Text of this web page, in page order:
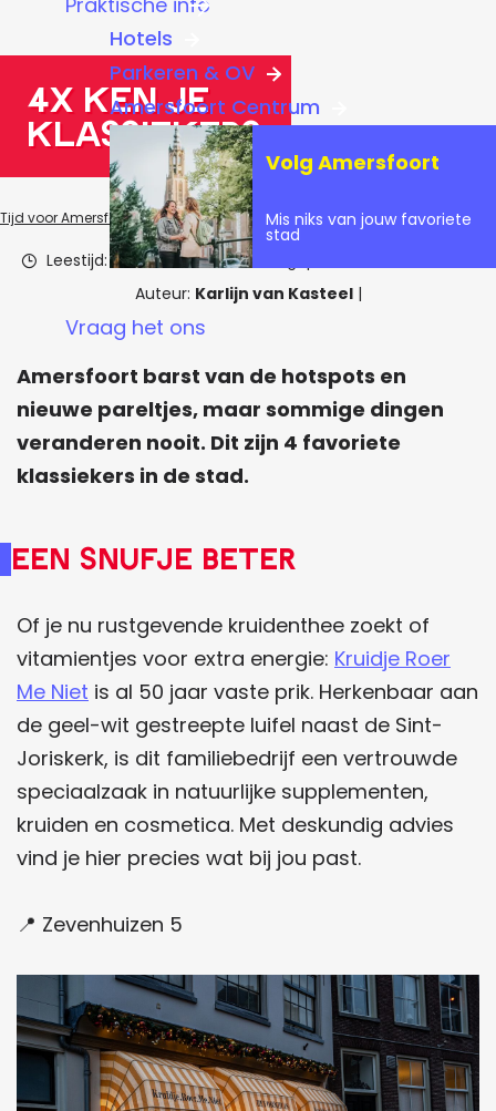
g
Hotels
Parkeren & OV
Amersfoort Centrum
Volg Amersfoort
Mis niks van jouw favoriete
stad
Vraag het ons
4x ken je
klassiekers
Tijd voor Amersfoort Blogs Inspiratie & tips 4x ken je klassiekers
Leestijd: 2 minuten | Laatst aangepast:
Auteur: Karlijn van Kasteel |
Amersfoort barst van de hotspots en
nieuwe pareltjes, maar sommige dingen
veranderen nooit. Dit zijn 4 favoriete
klassiekers in de stad.​
Een snufje beter
Of je nu rustgevende kruidenthee zoekt of
vitamientjes voor extra energie: Kruidje Roer
Me Niet is al 50 jaar vaste prik. Herkenbaar aan
de geel-wit gestreepte luifel naast de Sint-
Joriskerk, is dit familiebedrijf een vertrouwde
speciaalzaak in natuurlijke supplementen,
kruiden en cosmetica. Met deskundig advies
vind je hier precies wat bij jou past.
📍 Zevenhuizen 5